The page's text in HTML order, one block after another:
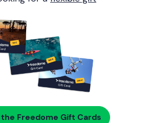
Freedome Gift Cards